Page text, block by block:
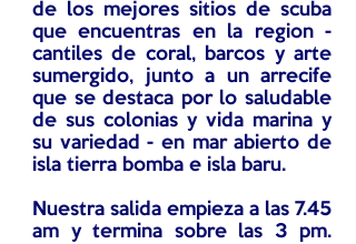
de los mejores sitios de scuba
que encuentras en la region -
cantiles de coral, barcos y arte
sumergido, junto a un arrecife
que se destaca por lo saludable
de sus colonias y vida marina y
su variedad - en mar abierto de
isla tierra bomba e isla baru.
Nuestra salida empieza a las 7.45
am y termina sobre las 3 pm.